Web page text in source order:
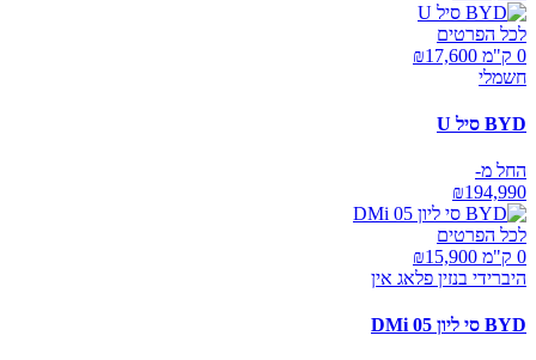
לכל הפרטים
0 ק"מ ₪
17,600
חשמלי
BYD סיל U
החל מ-
₪194,990
לכל הפרטים
0 ק"מ ₪
15,900
היברידי בנזין פלאג אין
BYD סי ליון 05 DMi